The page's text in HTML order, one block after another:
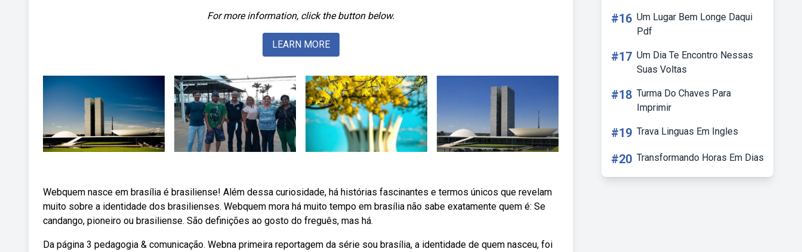
For more information, click the button below.
LEARN MORE
Webquem nasce em brasília é brasiliense! Além dessa curiosidade, há histórias fascinantes e termos únicos que revelam
muito sobre a identidade dos brasilienses. Webquem mora há muito tempo em brasília não sabe exatamente quem é: Se
candango, pioneiro ou brasiliense. São definições ao gosto do freguês, mas há.
Da página 3 pedagogia & comunicação. Webna primeira reportagem da série sou brasília, a identidade de quem nasceu, foi
#16 Um Lugar Bem Longe Daqui
Pdf
#17 Um Dia Te Encontro Nessas
Suas Voltas
#18 Turma Do Chaves Para
Imprimir
#19 Trava Linguas Em Ingles
#20 Transformando Horas Em Dias